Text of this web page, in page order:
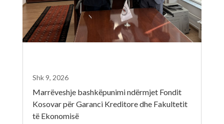
Marrëveshje bashkëpunimi ndërmjet Fondit
Kosovar për Garanci Kreditore dhe Fakultetit
të Ekonomisë
Shk 9, 2026